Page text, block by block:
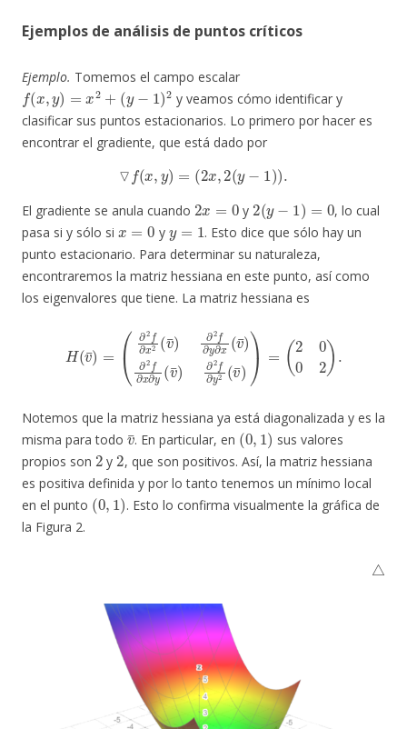
Ejemplos de análisis de puntos críticos
Ejemplo. Tomemos el campo escalar
f(x,y)=x 2 +(y−1)2
y veamos cómo identificar y
clasificar sus puntos estacionarios. Lo primero por hacer es
encontrar el gradiente, que está dado por
▽f x,y (2x, 2(y− ).
El gradiente se anula cuando
2
y
2 ( =
, lo cual
pasa si y sólo si
x=0
y
y=1
. Esto dice que sólo hay un
punto estacionario. Para determinar su naturaleza,
encontraremos la matriz hessiana en este punto, así como
los eigenvalores que tiene. La matriz hessiana es
¯)=
2 f∂y ∂ x( ∂2f∂ x ∂ y
02)
Notemos que la matriz hessiana ya está diagonalizada y es la
misma para todo
v¯
. En particular, en
(0,1)
sus valores
propios son
2
y
2
, que son positivos. Así, la matriz hessiana
es positiva definida y por lo tanto tenemos un mínimo local
en el punto
(0,1)
. Esto lo confirma visualmente la gráfica de
la Figura 2.
△